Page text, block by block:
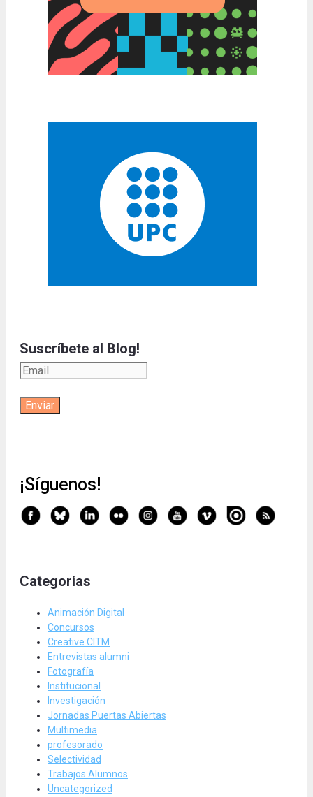
Suscríbete al Blog!
¡Síguenos!
Categorias
Animación Digital
Concursos
Creative CITM
Entrevistas alumni
Fotografía
Institucional
Investigación
Jornadas Puertas Abiertas
Multimedia
profesorado
Selectividad
Trabajos Alumnos
Uncategorized